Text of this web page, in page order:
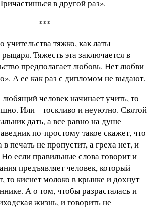
в другой раз».
***
учительства тяжко, как латы
Тяжесть эта заключается в
предполагает любовь. Нет любви
А ее как раз с дипломом не выдают.
любящий человек начинает учить, то
Или – тоскливо и неуютно. Святой
дать, а все равно на душе
по-простому такое скажет, что
печать не пропустит, а греха нет, и
если правильные слова говорит и
предъявляет человек, который
то киснет молоко в крынке и дохнут
А о том, чтобы разрасталась и
жизнь, и говорить не